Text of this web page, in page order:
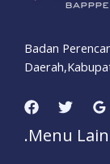
Badan
.Menu Lain